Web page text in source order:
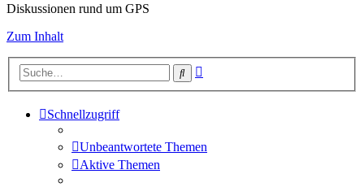
Diskussionen rund um GPS
Zum Inhalt
Suche
Schnellzugriff
Unbeantwortete Themen
Aktive Themen